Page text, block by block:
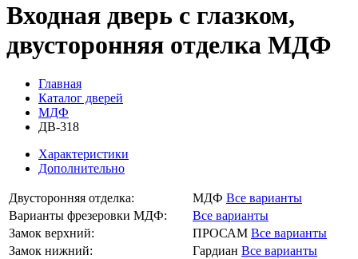
Входная дверь с глазком,
двусторонняя отделка МДФ
Главная
Каталог дверей
МДФ
ДВ-318
Характеристики
Дополнительно
Двусторонняя отделка: МДФ Все варианты
Варианты фрезеровки МДФ:
Все варианты
Замок верхний:
ПРОСАМ Все варианты
Замок нижний:
Гардиан Все варианты